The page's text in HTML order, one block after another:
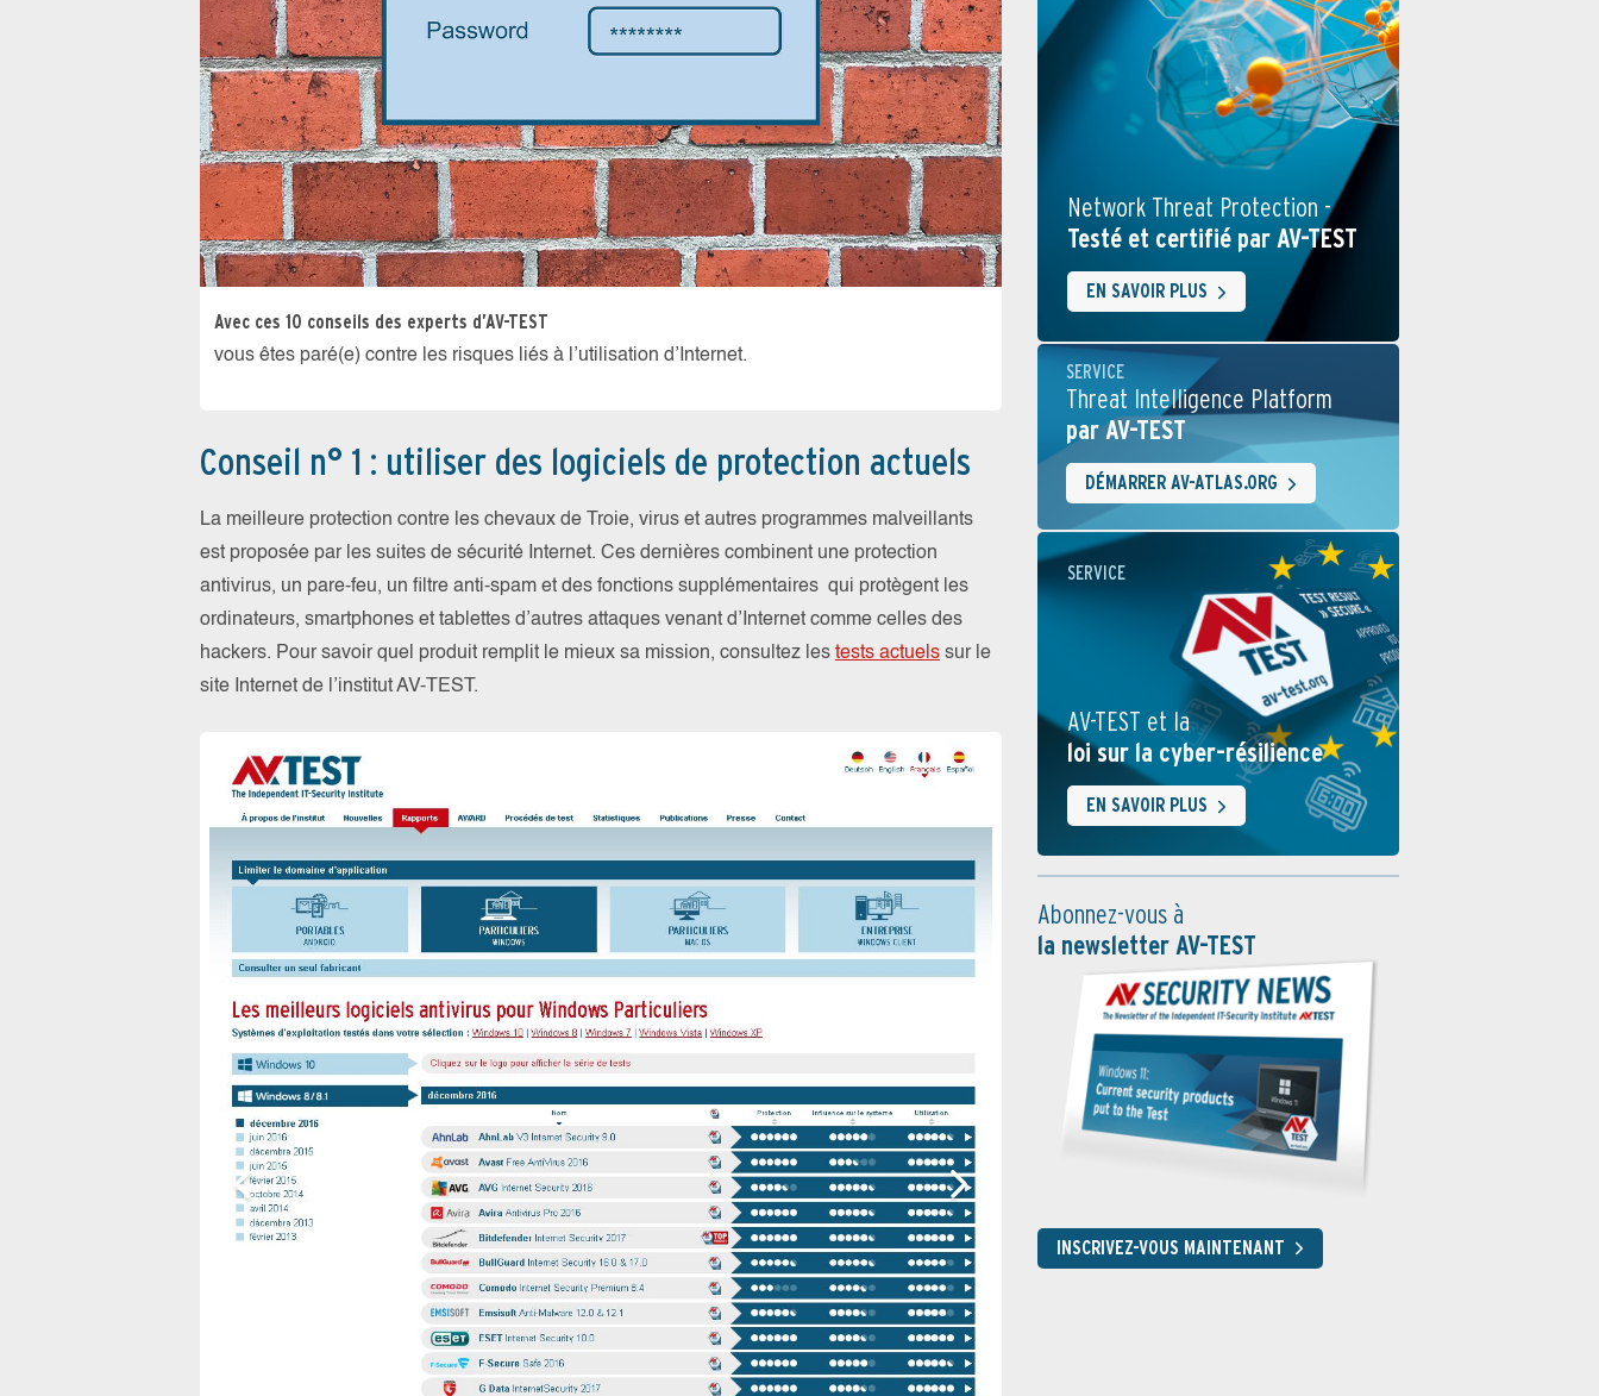
Avec ces 10 conseils des experts d’AV-TEST
vous êtes paré(e) contre les risques liés à l’utilisation d’Internet.
Conseil n° 1 : utiliser des logiciels de protection actuels
La meilleure protection contre les chevaux de Troie, virus et autres programmes malveillants
est proposée par les suites de sécurité Internet. Ces dernières combinent une protection
antivirus, un pare-feu, un filtre anti-spam et des fonctions supplémentaires qui protègent les
ordinateurs, smartphones et tablettes d’autres attaques venant d’Internet comme celles des
hackers. Pour savoir quel produit remplit le mieux sa mission, consultez les tests actuels sur le
site Internet de l’institut AV-TEST.
Network Threat Protection -
Testé et certifié par AV-TEST
EN SAVOIR PLUS
SERVICE
Threat Intelligence Platform
par AV-TEST
DÉMARRER AV-ATLAS.ORG
SERVICE
AV-TEST et la
loi sur la cyber-résilience
EN SAVOIR PLUS
Abonnez-vous à
la newsletter AV-TEST
INSCRIVEZ-VOUS MAINTENANT